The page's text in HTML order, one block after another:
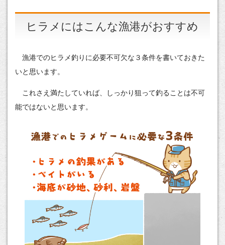
ヒラメにはこんな漁港がおすすめ
漁港でのヒラメ釣りに必要不可欠な３条件を書いておきた
いと思います。
これさえ満たしていれば、しっかり狙って釣ることは不可
能ではないと思います。